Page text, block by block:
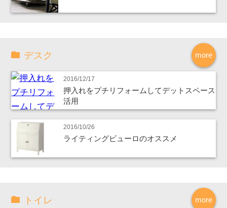
more
デスク
2016/12/17
押入れをプチリフォームしてデットスペース
活用
2016/10/26
ライティングビューロのオススメ
more
トイレ